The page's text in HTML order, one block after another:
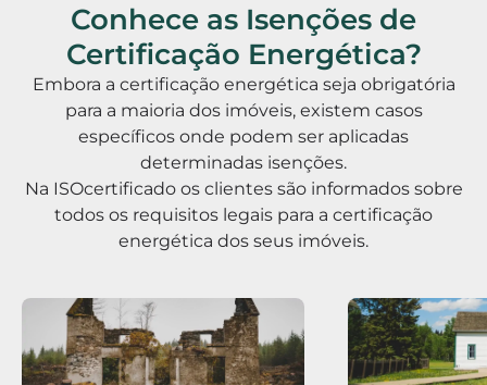
Conhece as Isenções de
Certificação Energética?
Embora a certificação energética seja obrigatória
para a maioria dos imóveis, existem casos
específicos onde podem ser aplicadas
determinadas isenções.
Na ISOcertificado os clientes são informados sobre
todos os requisitos legais para a certificação
energética dos seus imóveis.